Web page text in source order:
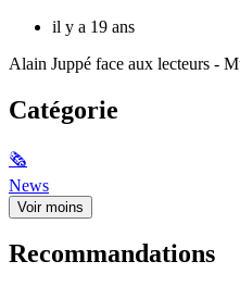
il y a 19 ans
Alain Juppé face aux lecteurs -
Catégorie
🗞
News
Voir moins
Recommandations